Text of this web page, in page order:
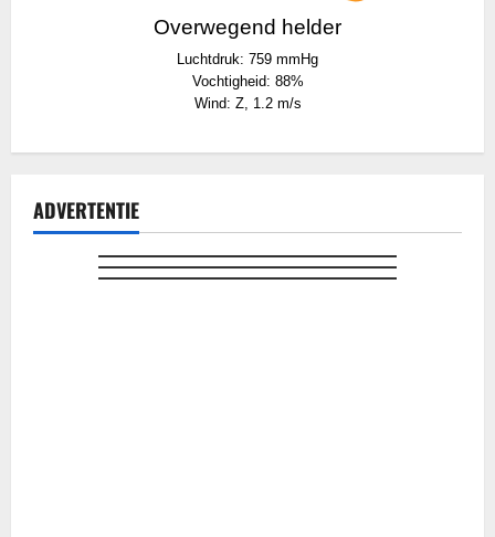
Overwegend helder
Luchtdruk: 759 mmHg
Vochtigheid: 88%
Wind: Z, 1.2 m/s
ADVERTENTIE